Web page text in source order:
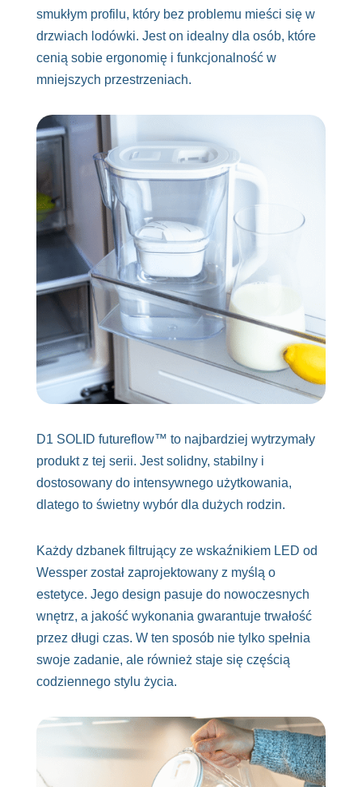
smukłym profilu, który bez problemu mieści się w
drzwiach lodówki. Jest on idealny dla osób, które
cenią sobie ergonomię i funkcjonalność w
mniejszych przestrzeniach.
D1 SOLID futureflow™ to najbardziej wytrzymały
produkt z tej serii. Jest solidny, stabilny i
dostosowany do intensywnego użytkowania,
dlatego to świetny wybór dla dużych rodzin.
Każdy dzbanek filtrujący ze wskaźnikiem LED od
Wessper został zaprojektowany z myślą o
estetyce. Jego design pasuje do nowoczesnych
wnętrz, a jakość wykonania gwarantuje trwałość
przez długi czas. W ten sposób nie tylko spełnia
swoje zadanie, ale również staje się częścią
codziennego stylu życia.